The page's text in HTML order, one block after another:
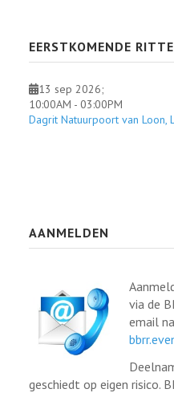
EERSTKOMENDE
13 sep 2026;
10:00AM -03:00PM
Dagrit Natuurpoort van Loon,
AANMELDEN
via de
email
geschiedt op eigen risico.